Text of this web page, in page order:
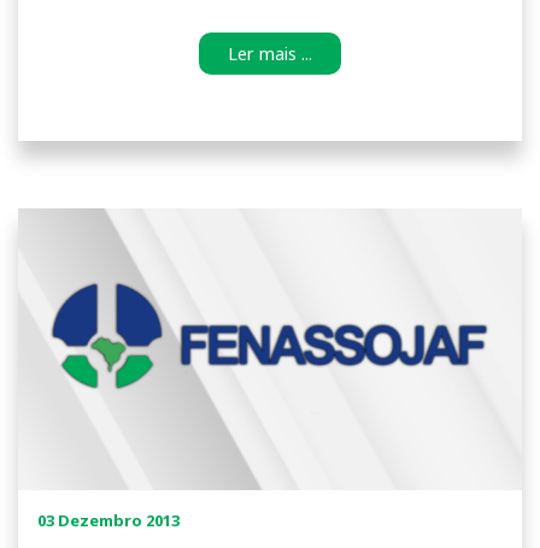
Ler mais ...
03 Dezembro 2013